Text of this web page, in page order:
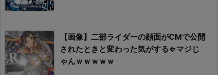
【画像】二部ライダーの顔面がCMで公開
されたときと変わった気がする⇐マジじ
ゃんｗｗｗｗｗ